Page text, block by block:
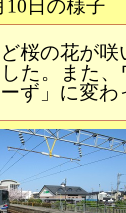
10日の様子
桜の花が咲
た。また
ーず」に変